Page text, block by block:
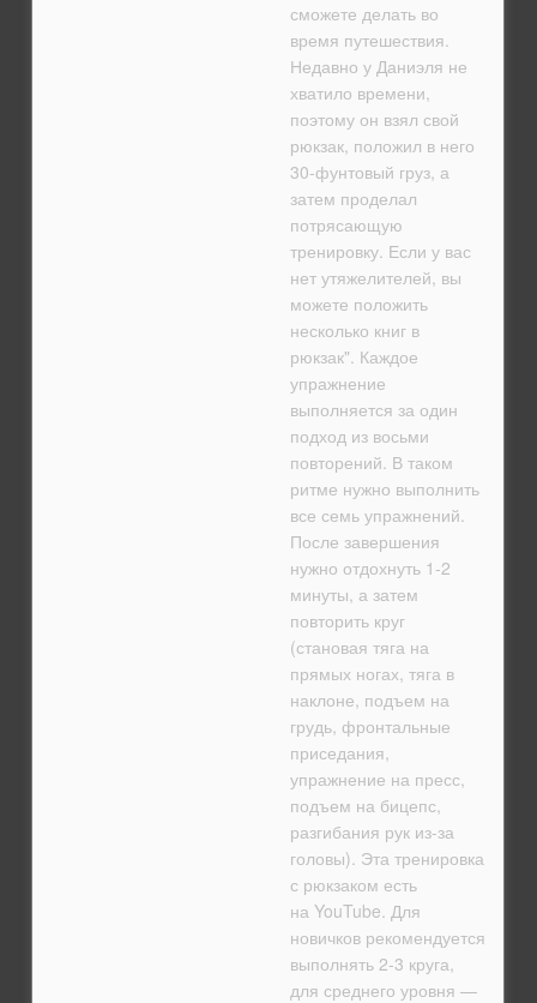
сможете делать во
время путешествия.
Недавно у Даниэля не
хватило времени,
поэтому он взял свой
рюкзак, положил в него
30-фунтовый груз, а
затем проделал
потрясающую
тренировку. Если у вас
нет утяжелителей, вы
можете положить
несколько книг в
рюкзак". Каждое
упражнение
выполняется за один
подход из восьми
повторений. В таком
ритме нужно выполнить
все семь упражнений.
После завершения
нужно отдохнуть 1-2
минуты, а затем
повторить круг
(становая тяга на
прямых ногах, тяга в
наклоне, подъем на
грудь, фронтальные
приседания,
упражнение на пресс,
подъем на бицепс,
разгибания рук из-за
головы). Эта тренировка
с рюкзаком есть
на YouTube. Для
новичков рекомендуется
выполнять 2-3 круга,
для среднего уровня —